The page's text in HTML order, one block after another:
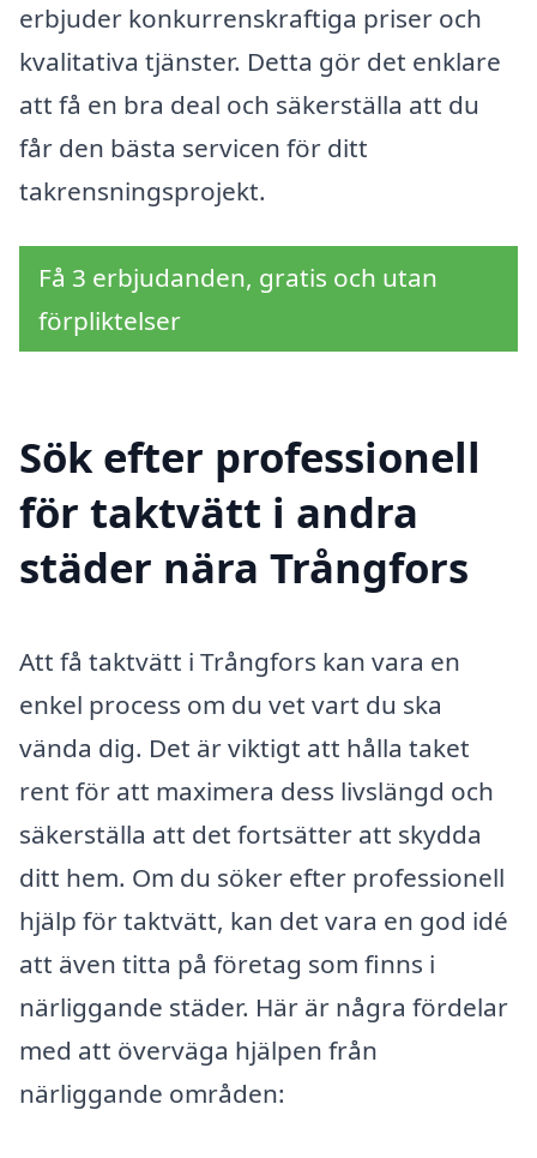
erbjuder konkurrenskraftiga priser och
kvalitativa tjänster. Detta gör det enklare
att få en bra deal och säkerställa att du
får den bästa servicen för ditt
takrensningsprojekt.
Få 3 erbjudanden, gratis och utan
förpliktelser
Sök efter professionell
för taktvätt i andra
städer nära Trångfors
Att få taktvätt i Trångfors kan vara en
enkel process om du vet vart du ska
vända dig. Det är viktigt att hålla taket
rent för att maximera dess livslängd och
säkerställa att det fortsätter att skydda
ditt hem. Om du söker efter professionell
hjälp för taktvätt, kan det vara en god idé
att även titta på företag som finns i
närliggande städer. Här är några fördelar
med att överväga hjälpen från
närliggande områden: